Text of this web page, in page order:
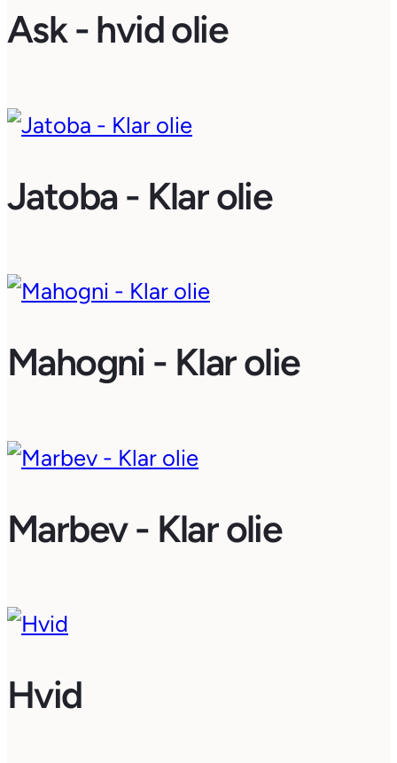
Ask - hvid olie
Jatoba - Klar olie
Mahogni - Klar olie
Marbev - Klar olie
Hvid